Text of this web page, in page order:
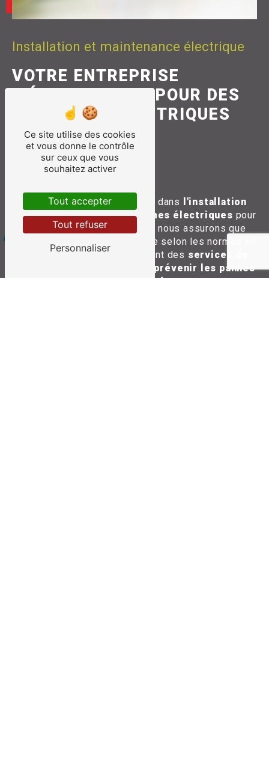
Installation et maintenance électrique
VOTRE ENTREPRISE
D'ÉLECTRICIENS POUR DES
SOLUTIONS ÉLECTRIQUES
COMPLÈTES
Notre entreprise se spécialise dans
l'installation
et la maintenance de systèmes électriques pour
tous types de bâtiments. Nous nous assurons que
chaque installation est réalisée selon les normes en
vigueur, et proposons également des services de
prévenir les pannes
prolonger la durée de vie de vos
Ce site utilise des cookies
et vous donne le contrôle
sur ceux que vous
souhaitez activer
Tout accepter
Tout refuser
Personnaliser